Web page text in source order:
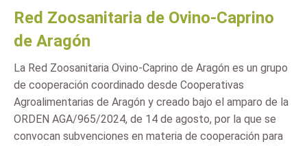
Red Zoosanitaria de Ovino-Caprino
de Aragón
La Red Zoosanitaria Ovino-Caprino de Aragón es un grupo
de cooperación coordinado desde Cooperativas
Agroalimentarias de Aragón y creado bajo el amparo de la
ORDEN AGA/965/2024, de 14 de agosto, por la que se
convocan subvenciones en materia de cooperación para